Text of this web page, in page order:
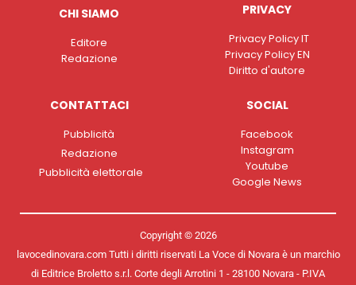
CHI SIAMO
Editore
Redazione
PRIVACY
Privacy Policy IT
Privacy Policy EN
Diritto d'autore
CONTATTACI
Pubblicità
Redazione
Pubblicità elettorale
SOCIAL
Facebook
Instagram
Youtube
Google News
Copyright © 2026
lavocedinovara.com Tutti i diritti riservati La Voce di Novara è un marchio
di Editrice Broletto s.r.l. Corte degli Arrotini 1 - 28100 Novara - P.IVA